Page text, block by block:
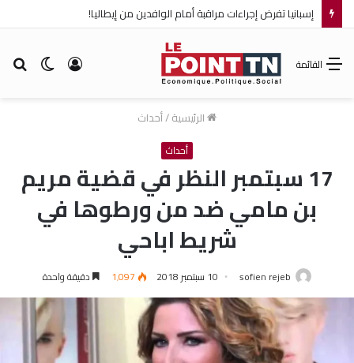
إسبانيا تفرض إجراءات مراقبة أمام الوافدين من إيطاليا!
الوضع تسجيل
القائمة
الرئيسية/أحداث
أحداث
17 سبتمبر النظر في قضية مريم
بن مامي ضد من ورطوها في
شريط اباحي
sofien rejeb 10 سبتمبر 2018 1٬097 دقيقة واحدة